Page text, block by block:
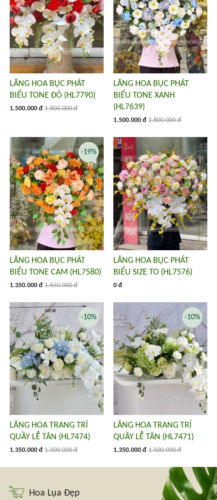
LÃNG HOA BỤC PHÁT
BIỂU TONE ĐỎ (HL7790)
1.500.000 đ 1.800.000 đ
LÃNG HOA BỤC PHÁT
BIỂU TONE XANH
(HL7639)
1.500.000 đ 1.800.000 đ
LÃNG HOA BỤC PHÁT
BIỂU TONE CAM (HL7580)
1.350.000 đ 1.650.000 đ
-19%
LÃNG HOA BỤC PHÁT
BIỂU SIZE TO (HL7576)
0 đ
LÃNG HOA TRANG TRÍ
QUẦY LỄ TÂN (HL7474)
1.350.000 đ 1.500.000 đ
-10%
LÃNG HOA TRANG TRÍ
QUẦY LỄ TÂN (HL7471)
1.350.000 đ 1.500.000 đ
-10%
Hoa Lụa Đẹp